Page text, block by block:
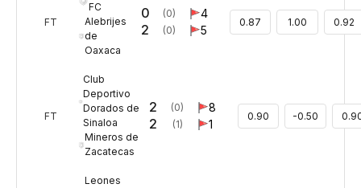
FT
FC
Alebrijes
de
Oaxaca
0
2
(0)
(0)
4
5
0.87 1.00 0.92
FT
Club
Deportivo
Dorados de
Sinaloa
Mineros de
Zacatecas
2
2
(0)
(1)
8
1
0.90 -0.50
Leones